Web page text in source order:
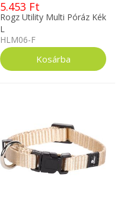
5.453 Ft
Rogz Utility Multi Póráz Kék
L
HLM06-F